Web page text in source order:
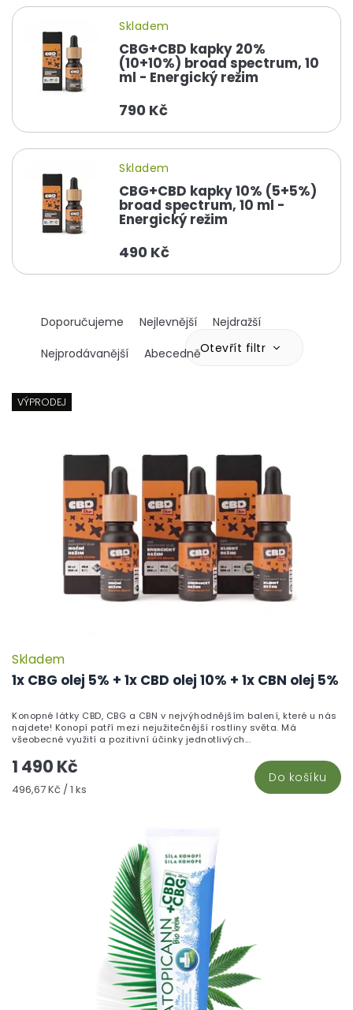
CBG+CBD kapky 20%
(10+10%) broad spectrum, 10
ml - Energický režim
Skladem
790 Kč
CBG+CBD kapky 10% (5+5%)
broad spectrum, 10 ml -
Energický režim
Skladem
490 Kč
Ř
a
í
p
Doporučujeme Nejlevnější
Nejdražší
Nejprodávanější
AbecedněOtevřít filtr
ýVÝPRODEJ
1x CBG olej 5% + 1x CBD olej 10% + 1x CBN olej 5%
Skladem
1 490 Kč
Měrná
496,67 Kč / 1 ks
Do košíku
Konopné látky CBD, CBG a CBN v nejvýhodnějším balení, které u nás
najdete! Konopí patří mezi nejužitečnější rostliny světa. Má
všeobecné využití a pozitivní účinky jednotlivých...